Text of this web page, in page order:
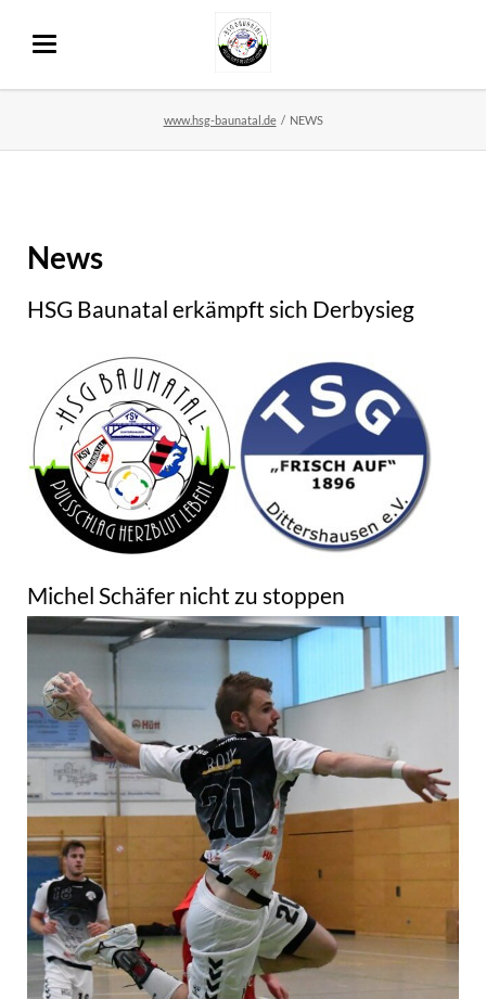
www.hsg-baunatal.de NEWS
News
HSG Baunatal erkämpft sich Derbysieg
Michel Schäfer nicht zu stoppen